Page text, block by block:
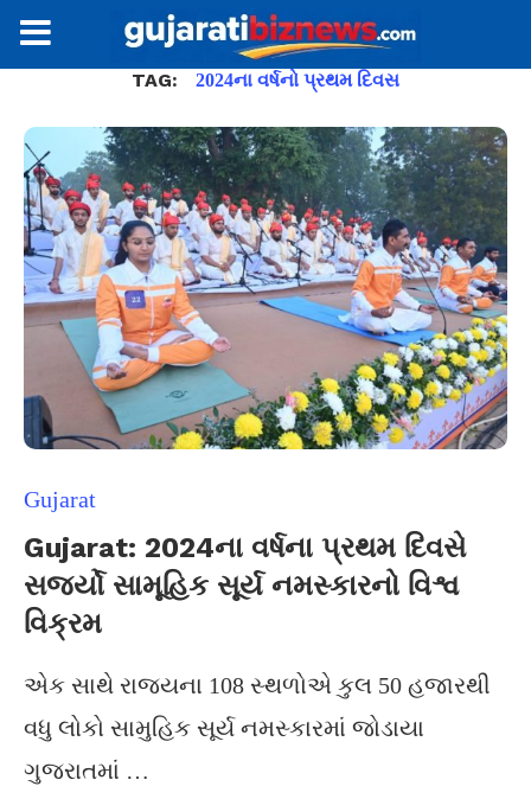
TAG: 2024ના વર્ષનો પ્રથમ દિવસ
Gujarat
Gujarat: 2024ના વર્ષના પ્રથમ દિવસે
સર્જ્યો સામૂહિક સૂર્ય નમસ્કારનો વિશ્વ
વિક્રમ
એક સાથે રાજયના 108 સ્થળોએ કુલ 50 હજારથી
વધુ લોકો સામુહિક સૂર્ય નમસ્કારમાં જોડાયા
ગુજરાતમાં …